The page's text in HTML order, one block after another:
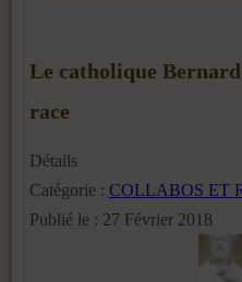
Le catholique
race
Détails
Catégorie : COLLABOS ET
Publié le : 27 Février 2018